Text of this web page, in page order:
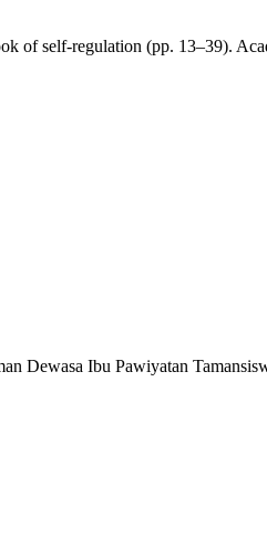
of self-regulation (pp. 13–39).
Dewasa Ibu Pawiyatan